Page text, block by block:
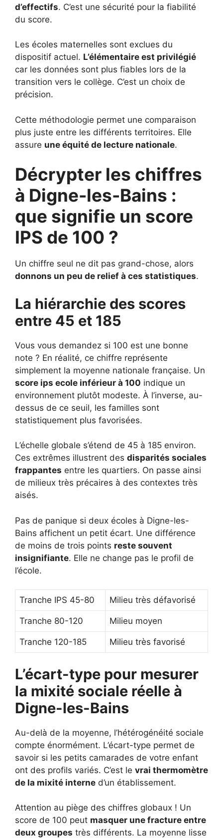
d’effectifs. C’est une sécurité pour la fiabilité
du score.
Les écoles maternelles sont exclues du
dispositif actuel. L’élémentaire est privilégié
car les données sont plus fiables lors de la
transition vers le collège. C’est un choix de
précision.
Cette méthodologie permet une comparaison
plus juste entre les différents territoires. Elle
assure une équité de lecture nationale.
Décrypter les chiffres
à Digne-les-Bains :
que signifie un score
IPS de 100 ?
Un chiffre seul ne dit pas grand-chose, alors
donnons un peu de relief à ces statistiques.
La hiérarchie des scores
entre 45 et 185
Vous vous demandez si 100 est une bonne
note ? En réalité, ce chiffre représente
simplement la moyenne nationale française. Un
score ips ecole inférieur à 100 indique un
environnement plutôt modeste. À l’inverse, au-
dessus de ce seuil, les familles sont
statistiquement plus favorisées.
L’échelle globale s’étend de 45 à 185 environ.
Ces extrêmes illustrent des disparités sociales
frappantes entre les quartiers. On passe ainsi
de milieux très précaires à des contextes très
aisés.
Pas de panique si deux écoles à Digne-les-
Bains affichent un petit écart. Une différence
de moins de trois points reste souvent
insignifiante. Elle ne change pas le profil de
l’école.
Tranche IPS 45-80 Milieu très défavorisé
Tranche 80-120 Milieu moyen
Tranche 120-185 Milieu très favorisé
L’écart-type pour mesurer
la mixité sociale réelle à
Digne-les-Bains
Au-delà de la moyenne, l’hétérogénéité sociale
compte énormément. L’écart-type permet de
savoir si les petits camarades de votre enfant
ont des profils variés. C’est le vrai thermomètre
de la mixité interne d’un établissement.
Attention au piège des chiffres globaux ! Un
score de 100 peut masquer une fracture entre
deux groupes très différents. La moyenne lisse